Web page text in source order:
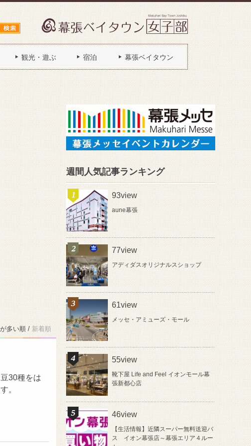
観光・遊ぶ 宿泊 幕張ベイタウン
多い順 / 新着順
30種をは
。
週間人気記事ランキング
93view
aune幕張
77view
アディダスオリジナルスショップ
61view
メッセ・アミューズ・モール
55view
靴下屋 Life and Feel イオンモール幕
張新都心店
46view
【生活情報】近隣スーパー無料送迎バ
ス イオン幕張店～幕張エリア４ルー